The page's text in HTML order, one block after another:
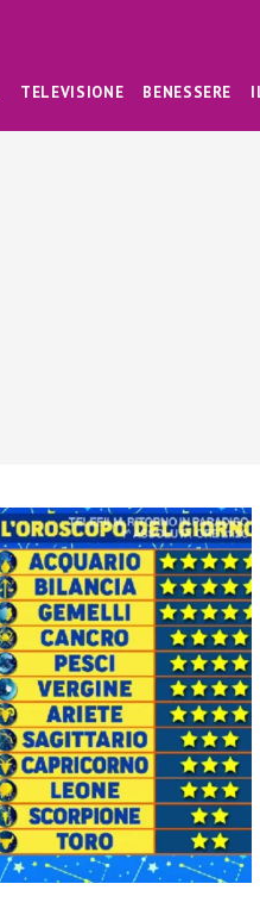
TELEVISIONE BENESSERE